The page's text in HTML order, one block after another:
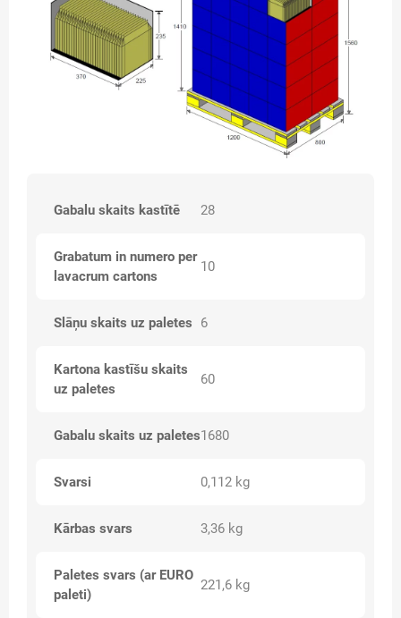
Gabalu skaits kastītē 28
Grabatum in numero per
lavacrum cartons
10
Slāņu skaits uz paletes 6
Kartona kastīšu skaits
uz paletes
60
Gabalu skaits uz paletes1680
Svarsi 0,112 kg
Kārbas svars 3,36 kg
Paletes svars (ar EURO
paleti)
221,6 kg